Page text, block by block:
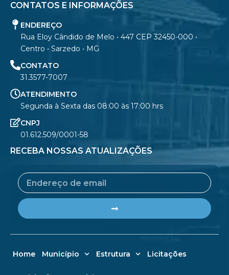
CONTATOS E INFORMAÇÕES
ENDEREÇO
Rua Eloy Cândido de Melo • 447 CEP 32450-000 •
Centro • Sarzedo • MG
CONTATO
31.3577-7007
ATENDIMENTO
Segunda à Sexta das 08:00 às 17:00 hrs
CNPJ
01.612.509/0001-58
RECEBA NOSSAS ATUALIZAÇÕES
Email
Home Município Estrutura Licitações